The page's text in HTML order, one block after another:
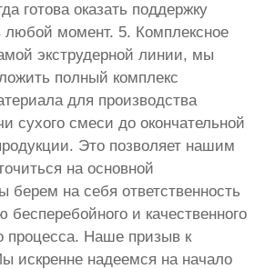
готова оказать поддержку
момент. 5. Комплексное
экструдерной линии, мы
полный комплекс
для производства
сухого смеси до окончательной
Это позволяет нашим
на основной
берем на себя ответственность
бесперебойного и качественного
процесса. Наше призыв к
искренне надеемся на начало